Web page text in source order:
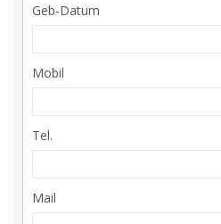
Geb-Datum
Mobil
Tel.
Mail